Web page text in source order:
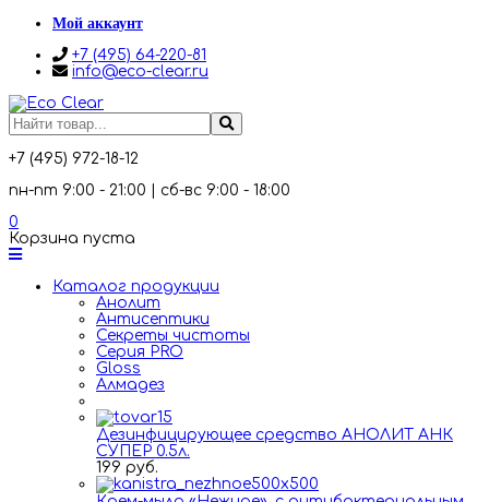
Мой аккаунт
+7 (495) 64-220-81
info@eco-clear.ru
+7 (495) 972-18-12
пн-пт 9:00 - 21:00 | сб-вс 9:00 - 18:00
0
Корзина пуста
Каталог продукции
Анолит
Антисептики
Секреты чистоты
Серия PRO
Gloss
Алмадез
Дезинфицирующее средство АНОЛИТ АНК
СУПЕР 0.5л.
199 руб.